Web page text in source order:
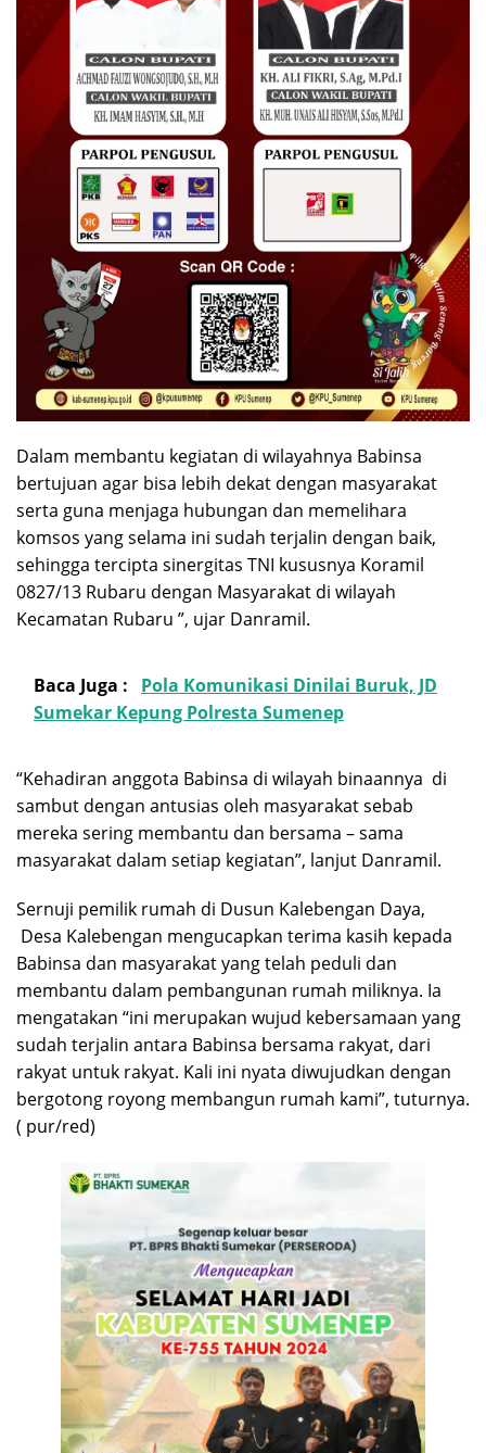
Dalam membantu kegiatan di wilayahnya Babinsa
bertujuan agar bisa lebih dekat dengan masyarakat
serta guna menjaga hubungan dan memelihara
komsos yang selama ini sudah terjalin dengan baik,
sehingga tercipta sinergitas TNI kususnya Koramil
0827/13 Rubaru dengan Masyarakat di wilayah
Kecamatan Rubaru ”, ujar Danramil.
Baca Juga :
Pola Komunikasi Dinilai Buruk, JD
Sumekar Kepung Polresta Sumenep
“Kehadiran anggota Babinsa di wilayah binaannya di
sambut dengan antusias oleh masyarakat sebab
mereka sering membantu dan bersama – sama
masyarakat dalam setiap kegiatan”, lanjut Danramil.
Sernuji pemilik rumah di Dusun Kalebengan Daya,
Desa Kalebengan mengucapkan terima kasih kepada
Babinsa dan masyarakat yang telah peduli dan
membantu dalam pembangunan rumah miliknya. Ia
mengatakan “ini merupakan wujud kebersamaan yang
sudah terjalin antara Babinsa bersama rakyat, dari
rakyat untuk rakyat. Kali ini nyata diwujudkan dengan
bergotong royong membangun rumah kami”, tuturnya‎.
( pur/red)